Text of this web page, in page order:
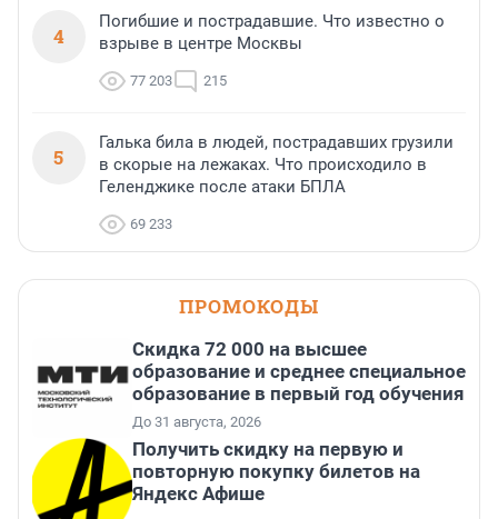
4
Погибшие и пострадавшие. Что известно о
взрыве в центре Москвы
77 203 215
5
Галька била в людей, пострадавших грузили
в скорые на лежаках. Что происходило в
Геленджике после атаки БПЛА
69 233
ПРОМОКОДЫ
Скидка 72 000 на высшее
образование и среднее специальное
образование в первый год обучения
До 31 августа, 2026
Получить скидку на первую и
повторную покупку билетов на
Яндекс Афише